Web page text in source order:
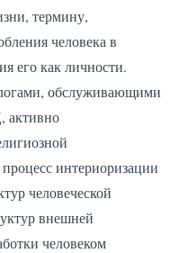
термину,
человека в
его как личности.
обслуживающими
активно
интериоризации
человеческой
внешней
человеком